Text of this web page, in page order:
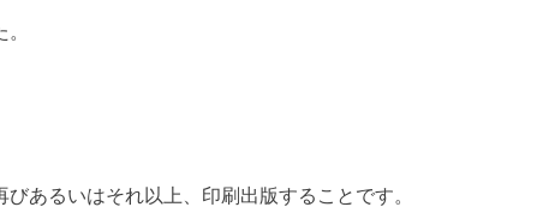
あるいはそれ以上、印刷出版することです。